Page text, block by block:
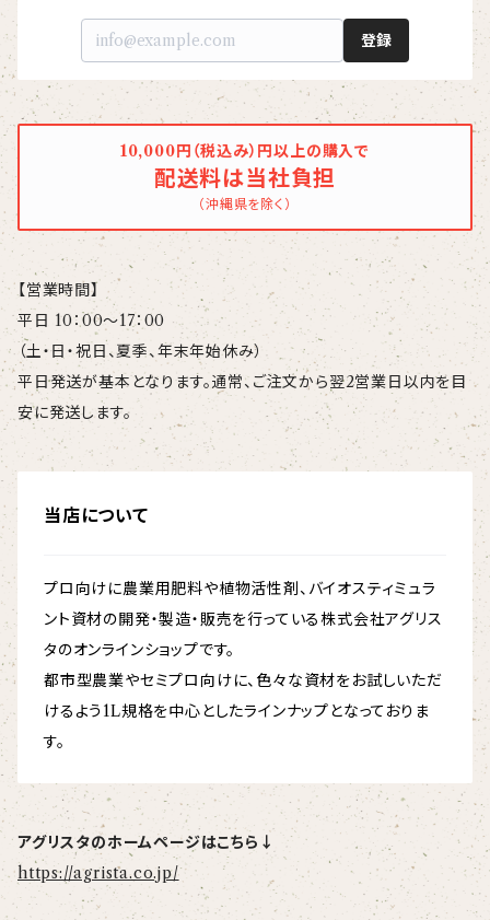
登録
10,000円（税込み）円以上の購入で
配送料は当社負担
（沖縄県を除く）
【営業時間】
平日 10：00～17：00
（土・日・祝日、夏季、年末年始休み）
平日発送が基本となります。通常、ご注文から翌2営業日以内を目
安に発送します。
当店について
プロ向けに農業用肥料や植物活性剤、バイオスティミュラ
ント資材の開発・製造・販売を行っている株式会社アグリス
タのオンラインショップです。
都市型農業やセミプロ向けに、色々な資材をお試しいただ
けるよう1L規格を中心としたラインナップとなっておりま
す。
アグリスタのホームページはこちら↓
https://agrista.co.jp/